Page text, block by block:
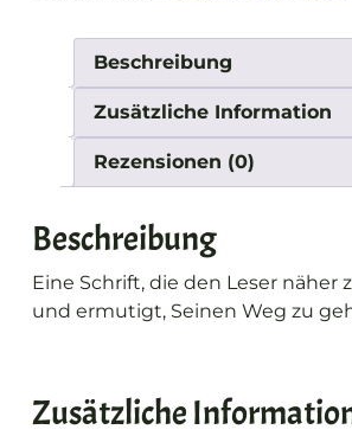
Beschreibung
Zusätzliche Information
Rezensionen (0)
Beschreibung
Eine Schrift, die den Leser näher
und ermutigt, Seinen Weg zu
Zusätzliche